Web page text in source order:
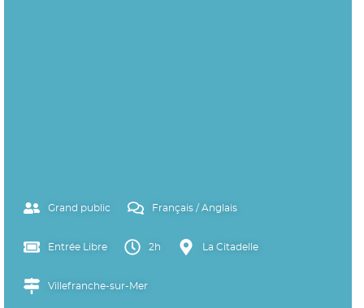
Grand public Français / Anglais
Entrée Libre 2h La Citadelle
Villefranche-sur-Mer